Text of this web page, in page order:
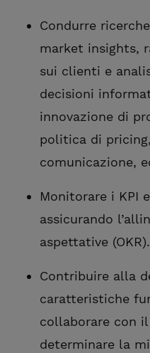
Condurre
market insights,
sui clienti e
decisioni
innovazione di
politica di
comunicazione,
Monitorare i KPI
assicurando
aspettative (OKR).
Contribuire alla
caratteristiche
collaborare con
determinare la